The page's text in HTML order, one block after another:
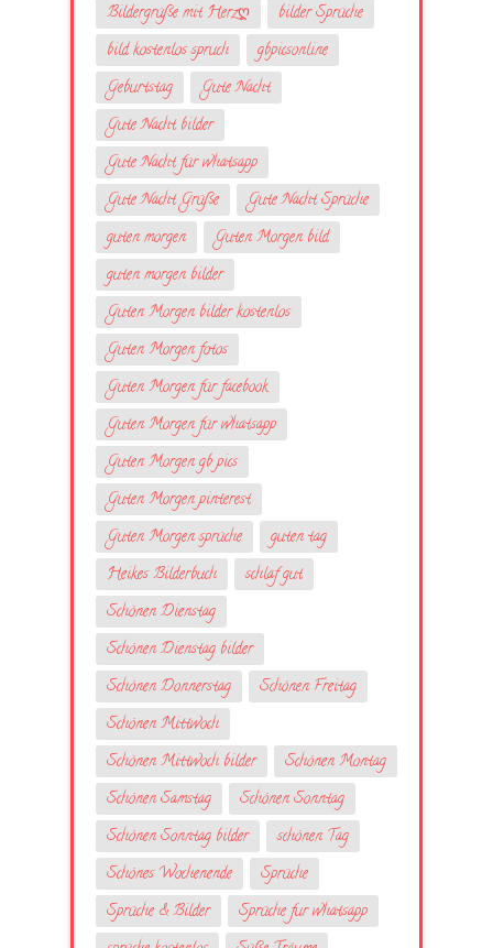
Bildergrüße mit Herzღ
bilder Sprüche
bild kostenlos spruch
gbpicsonline
Geburtstag
Gute Nacht
Gute Nacht bilder
Gute Nacht für whatsapp
Gute Nacht Grüße
Gute Nacht Sprüche
guten morgen
Guten Morgen bild
guten morgen bilder
Guten Morgen bilder kostenlos
Guten Morgen fotos
Guten Morgen für facebook
Guten Morgen für whatsapp
Guten Morgen gb pics
Guten Morgen pinterest
Guten Morgen sprüche
guten tag
Heikes Bilderbuch
schlaf gut
Schönen Dienstag
Schönen Dienstag bilder
Schönen Donnerstag
Schönen Freitag
Schönen Mittwoch
Schönen Mittwoch bilder
Schönen Montag
Schönen Samstag
Schönen Sonntag
Schönen Sonntag bilder
schönen Tag
Schönes Wochenende
Sprüche
Sprüche & Bilder
Sprüche fur whatsapp